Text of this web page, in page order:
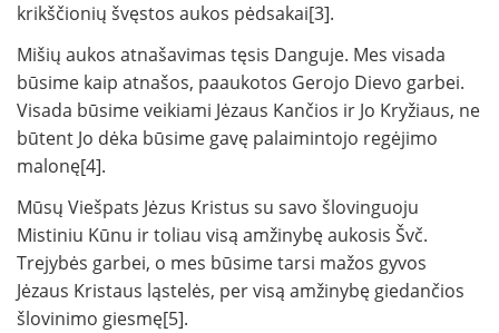
krikščionių švęstos aukos pėdsakai[3].
Mišių aukos atnašavimas tęsis Danguje. Mes visada
būsime kaip atnašos, paaukotos Gerojo Dievo garbei.
Visada būsime veikiami Jėzaus Kančios ir Jo Kryžiaus, ne
būtent Jo dėka būsime gavę palaimintojo regėjimo
malonę[4].
Mūsų Viešpats Jėzus Kristus su savo šlovinguoju
Mistiniu Kūnu ir toliau visą amžinybę aukosis Švč.
Trejybės garbei, o mes būsime tarsi mažos gyvos
Jėzaus Kristaus ląstelės, per visą amžinybę giedančios
šlovinimo giesmę[5].